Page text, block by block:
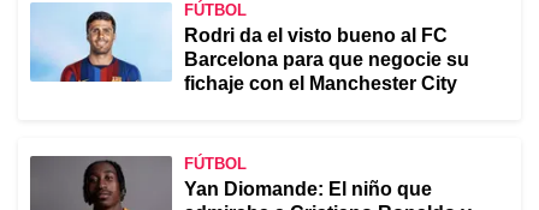
FÚTBOL
Rodri da el visto bueno al FC
Barcelona para que negocie su
fichaje con el Manchester City
FÚTBOL
Yan Diomande: El niño que